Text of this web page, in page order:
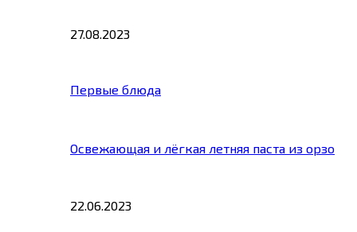
27.08.2023
Первые блюда
Освежающая и лёгкая летняя паста из орзо
22.06.2023